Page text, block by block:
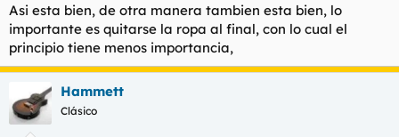
Asi esta bien, de otra manera tambien esta bien, lo
importante es quitarse la ropa al final, con lo cual el
principio tiene menos importancia,
Hammett
Clásico